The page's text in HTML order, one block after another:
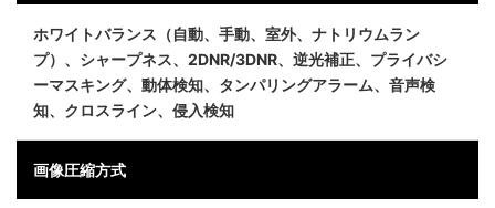
ホワイトバランス（自動、手動、室外、ナトリウムラン
プ）、シャープネス、2DNR/3DNR、逆光補正、プライバシ
ーマスキング、動体検知、タンパリングアラーム、音声検
知、クロスライン、侵入検知
画像圧縮方式